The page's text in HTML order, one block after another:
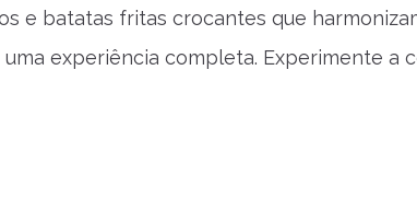
e batatas fritas crocantes que
experiência completa. Experimente a